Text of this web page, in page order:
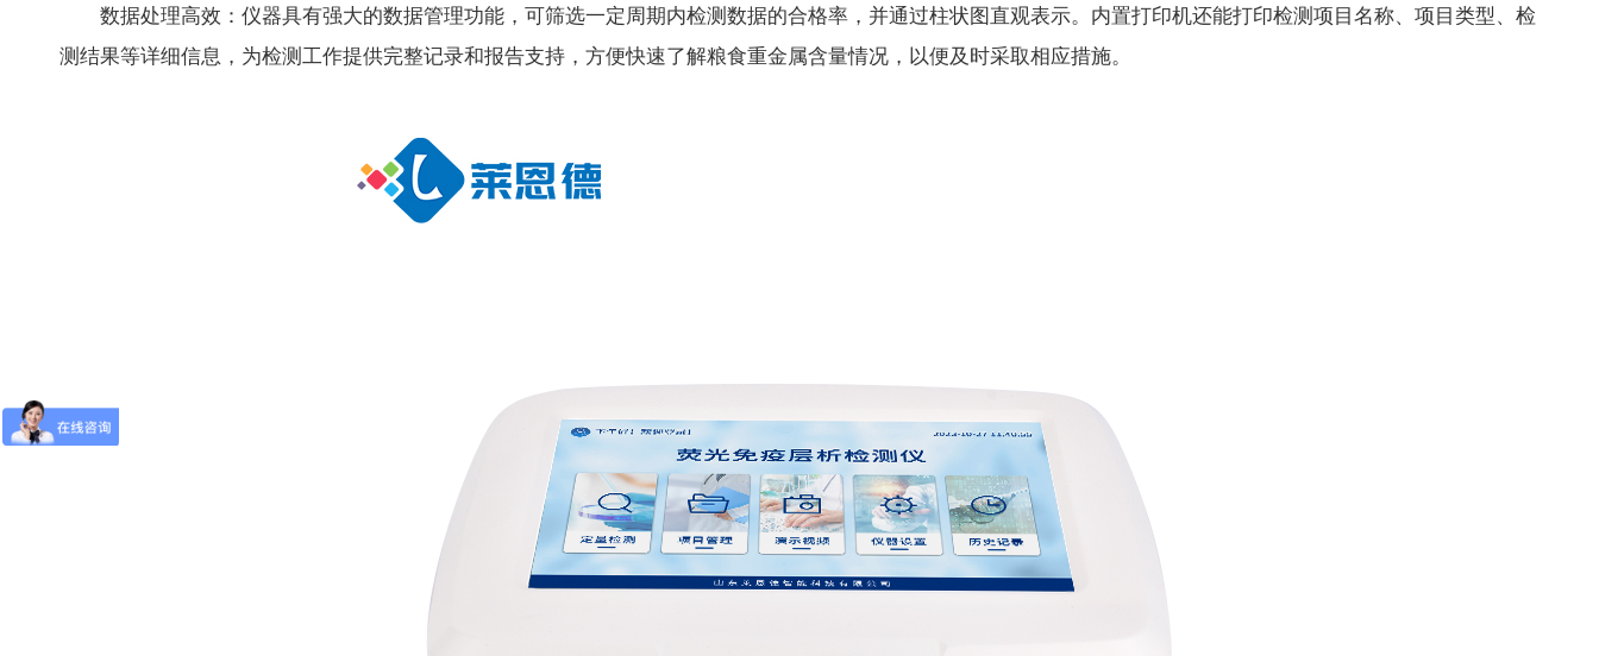
数据处理高效：仪器具有强大的数据管理功能，可筛选一定周期内检测数据的合格率，并通过柱状图直观表示。内置打印机还能打印检测项目名称、项目类型、检
测结果等详细信息，为检测工作提供完整记录和报告支持，方便快速了解粮食重金属含量情况，以便及时采取相应措施。